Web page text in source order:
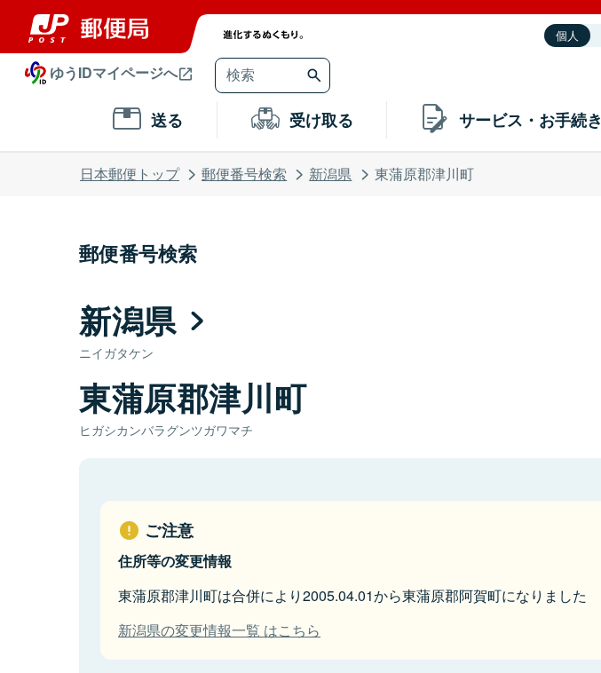
個人
ゆうIDマイページへ
送る 受け取る サービス・お手続き
日本郵便トップ 郵便番号検索 新潟県 東蒲原郡津川町
郵便番号検索
新潟県
ニイガタケン
東蒲原郡津川町
ヒガシカンバラグンツガワマチ
ご注意
住所等の変更情報
東蒲原郡津川町は合併により2005.04.01から東蒲原郡阿賀町になりました
新潟県の変更情報一覧 はこちら